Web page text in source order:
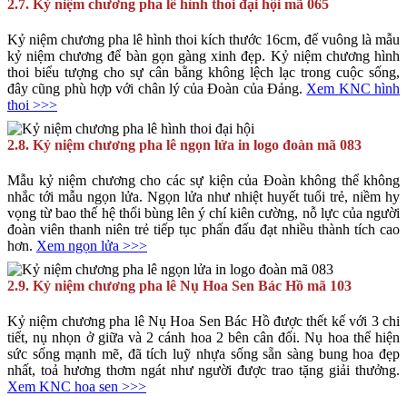
2.7. Kỷ niệm chương pha lê hình thoi đại hội mã 065
Kỷ niệm chương pha lê hình thoi kích thước 16cm, đế vuông là mẫu
kỷ niệm chương để bàn gọn gàng xinh đẹp. Kỷ niệm chương hình
thoi biểu tượng cho sự cân bằng không lệch lạc trong cuộc sống,
đây cũng phù hợp với chân lý của Đoàn của Đảng. Xem KNC hình
thoi >>>
2.8. Kỷ niệm chương pha lê ngọn lửa in logo đoàn mã 083
Mẫu kỷ niệm chương cho các sự kiện của Đoàn không thể không
nhắc tới mẫu ngọn lửa. Ngọn lửa như nhiệt huyết tuổi trẻ, niềm hy
vọng từ bao thế hệ thổi bùng lên ý chí kiên cường, nỗ lực của người
đoàn viên thanh niên trẻ tiếp tục phấn đấu đạt nhiều thành tích cao
hơn. Xem ngọn lửa >>>
2.9. Kỷ niệm chương pha lê Nụ Hoa Sen Bác Hồ mã 103
Kỷ niệm chương pha lê Nụ Hoa Sen Bác Hồ được thết kế với 3 chi
tiết, nụ nhọn ở giữa và 2 cánh hoa 2 bên cân đối. Nụ hoa thể hiện
sức sống mạnh mẽ, đã tích luỹ nhựa sống sẵn sàng bung hoa đẹp
nhất, toả hương thơm ngát như người được trao tặng giải thưởng.
Xem KNC hoa sen >>>